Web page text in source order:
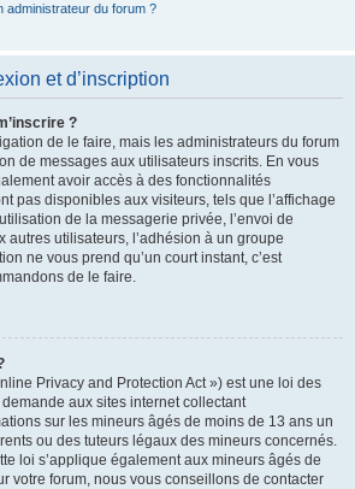
administrateur du forum ?
et d’inscription
?
de le faire, mais les administrateurs du forum
de messages aux utilisateurs inscrits. En vous
avoir accès à des fonctionnalités
pas disponibles aux visiteurs, tels que l’affichage
de la messagerie privée, l’envoi de
autres utilisateurs, l’adhésion à un groupe
ne vous prend qu’un court instant, c’est
de le faire.
Privacy and Protection Act ») est une loi des
aux sites internet collectant
sur les mineurs âgés de moins de 13 ans un
ou des tuteurs légaux des mineurs concernés.
loi s’applique également aux mineurs âgés de
votre forum, nous vous conseillons de contacter